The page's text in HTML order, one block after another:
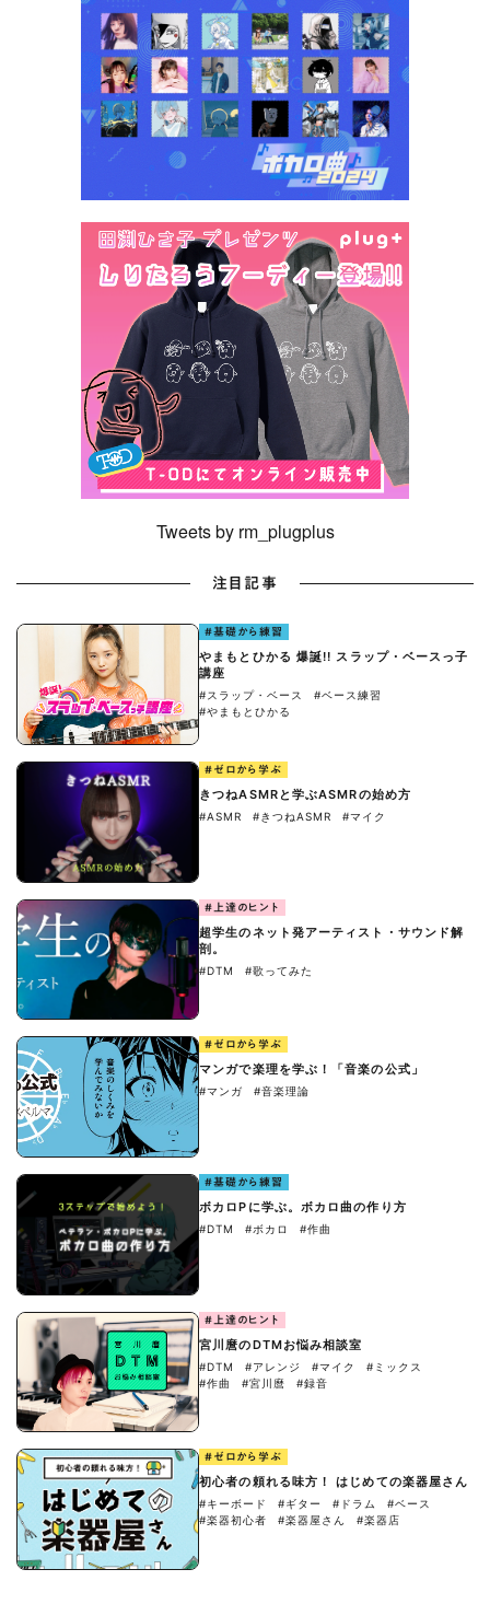
Tweets by rm_plugplus
注目記事
#基礎から練習
やまもとひかる 爆誕!! スラップ・ベースっ子
講座
#スラップ・ベース
#ベース練習
#やまもとひかる
#ゼロから学ぶ
きつねASMRと学ぶASMRの始め方
#ASMR #きつねASMR #マイク
#上達のヒント
超学生のネット発アーティスト・サウンド解
剖。
#DTM #歌ってみた
#ゼロから学ぶ
マンガで楽理を学ぶ！「音楽の公式」
#マンガ #音楽理論
#基礎から練習
ボカロPに学ぶ。ボカロ曲の作り方
#DTM #ボカロ #作曲
#上達のヒント
宮川麿のDTMお悩み相談室
#DTM #アレンジ #マイク
#ミックス
#作曲
#宮川麿 #録音
#ゼロから学ぶ
初心者の頼れる味方！ はじめての楽器屋さん
#キーボード #ギター #ドラム
#ベース
#楽器初心者
#楽器屋さん #楽器店